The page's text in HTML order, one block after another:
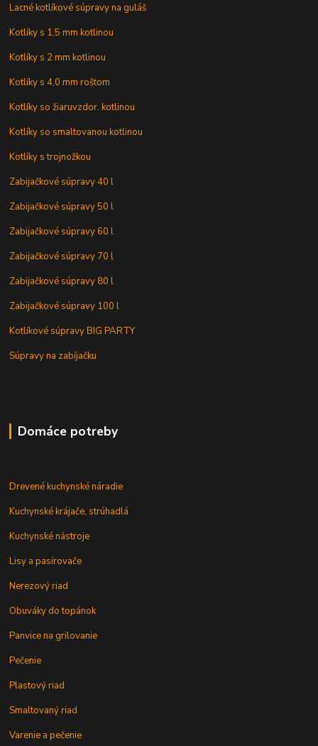
Lacné kotlíkové súpravy na guláš
Kotlíky s 1,5 mm kotlinou
Kotlíky s 2 mm kotlinou
Kotlíky s 4,0 mm roštom
Kotlíky so žiaruvzdor. kotlinou
Kotlíky so smaltovanou kotlinou
Kotlíky s trojnožkou
Zabijačkové súpravy 40 l
Zabijačkové súpravy 50 l
Zabijačkové súpravy 60 l
Zabijačkové súpravy 70 l
Zabijačkové súpravy 80 l
Zabijačkové súpravy 100 l
Kotlíkové súpravy BIG PARTY
Súpravy na zabíjačku
Domáce potreby
Drevené kuchynské náradie
Kuchynské krájače, strúhadlá
Kuchynské nástroje
Lisy a pasírovače
Nerezový riad
Obuváky do topánok
Panvice na grilovanie
Pečenie
Plastový riad
Smaltovaný riad
Varenie a pečenie